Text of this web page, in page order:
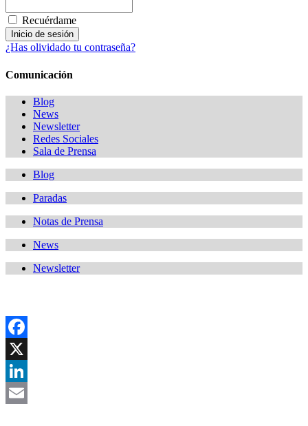
Recuérdame
¿Has olividado tu contraseña?
Comunicación
Blog
News
Newsletter
Redes Sociales
Sala de Prensa
Blog
Paradas
Notas de Prensa
News
Newsletter
Facebook
X
LinkedIn